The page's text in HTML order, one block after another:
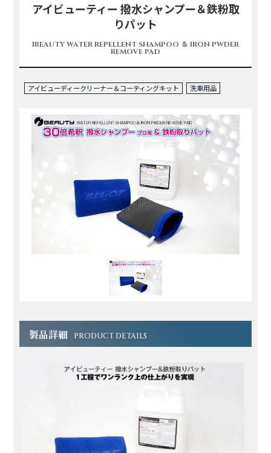
アイビューティー 撥水シャンプー＆鉄粉取
りパット
IBEAUTY WATER REPELLENT SHAMPOO ＆ IRON PWDER
REMOVE PAD
アイビューディークリーナー＆コーティングキット 洗車用品
製品詳細 PRODUCT DETAILS